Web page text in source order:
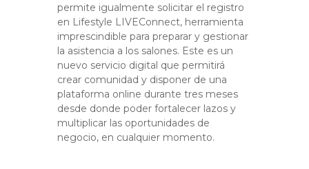
permite igualmente solicitar el registro
en Lifestyle LIVEConnect, herramienta
imprescindible para preparar y gestionar
la asistencia a los salones. Este es un
nuevo servicio digital que permitirá
crear comunidad y disponer de una
plataforma online durante tres meses
desde donde poder fortalecer lazos y
multiplicar las oportunidades de
negocio, en cualquier momento.